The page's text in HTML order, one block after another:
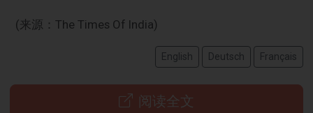
(来源：The Times Of India)
English Deutsch Français
阅读全文